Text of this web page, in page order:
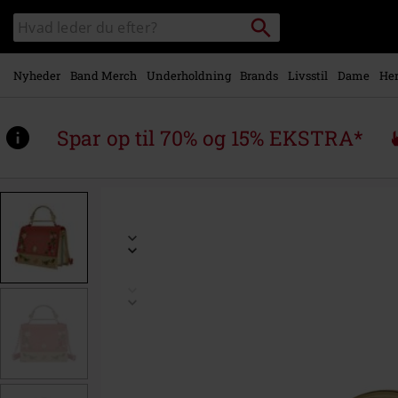
Gå til
hovedindhold
Søg
sortiment
Søg
Nyheder Band Merch Underholdning Brands Livsstil Dame
Spar op til 70% og 15% EKSTRA*
www.emp-
p/loungefly-
581122St.html